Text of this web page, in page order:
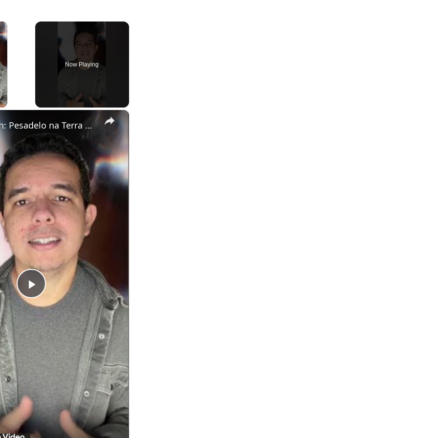
×
Video
Now Playing
×
Play
Video
Peter Pan: Pesadelo na Terra do Nunca está disponível no Prime Video.